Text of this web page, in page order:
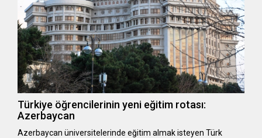
Türkiye öğrencilerinin yeni eğitim rotası:
Azerbaycan
Azerbaycan üniversitelerinde eğitim almak isteyen Türk